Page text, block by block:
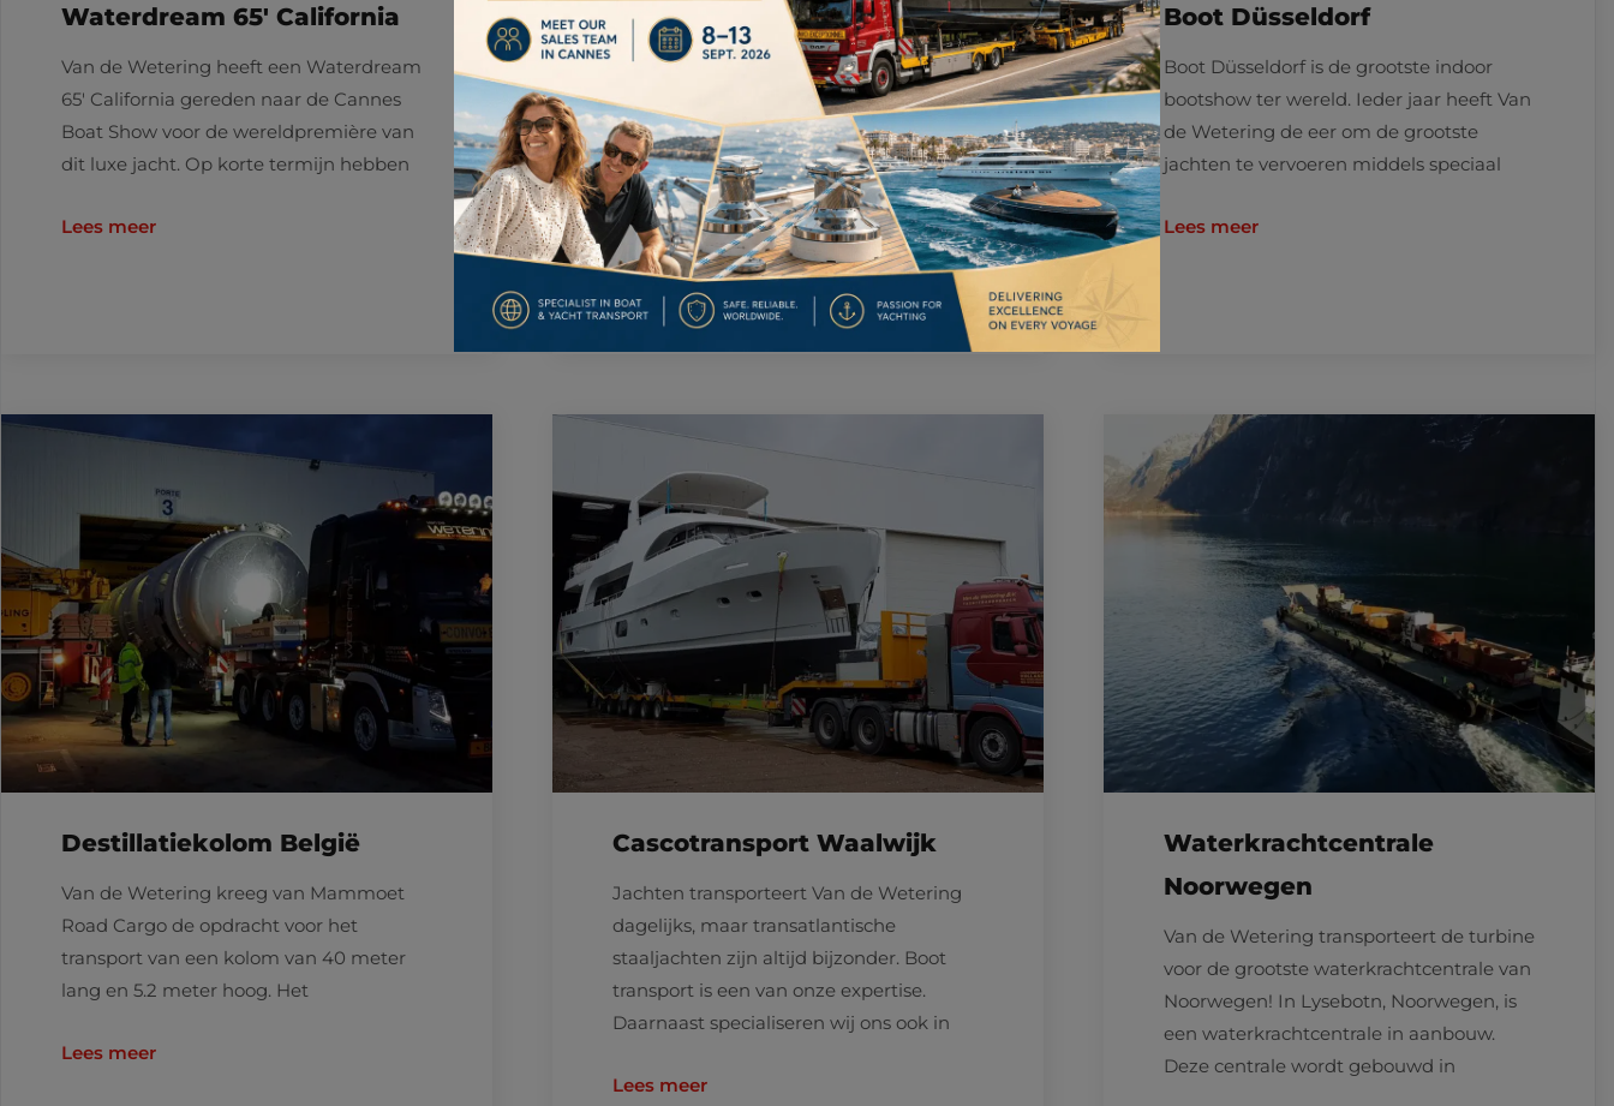
Waterdream 65′ California
Van de Wetering heeft een Waterdream
65′ California gereden naar de Cannes
Boat Show voor de wereldpremière van
dit luxe jacht. Op korte termijn hebben
Lees meer
Silotransport Maasbracht –
Koningsbosch
Een silo van Maasbracht naar
Koningsbosch klinkt niet heel
indrukwekkend, maar is met 6.6 meter
hoogte toch een forse uitdaging. Naast
het vervoeren van silo’s zijn
Lees meer
Boot Düsseldorf
Boot Düsseldorf is de grootste indoor
bootshow ter wereld. Ieder jaar heeft Van
de Wetering de eer om de grootste
jachten te vervoeren middels speciaal
Lees meer
Destillatiekolom België
Van de Wetering kreeg van Mammoet
Road Cargo de opdracht voor het
transport van een kolom van 40 meter
lang en 5.2 meter hoog. Het
Lees meer
Cascotransport Waalwijk
Jachten transporteert Van de Wetering
dagelijks, maar transatlantische
staaljachten zijn altijd bijzonder. Boot
transport is een van onze expertise.
Daarnaast specialiseren wij ons ook in
Lees meer
Waterkrachtcentrale
Noorwegen
Van de Wetering transporteert de turbine
voor de grootste waterkrachtcentrale van
Noorwegen! In Lysebotn, Noorwegen, is
een waterkrachtcentrale in aanbouw.
Deze centrale wordt gebouwd in